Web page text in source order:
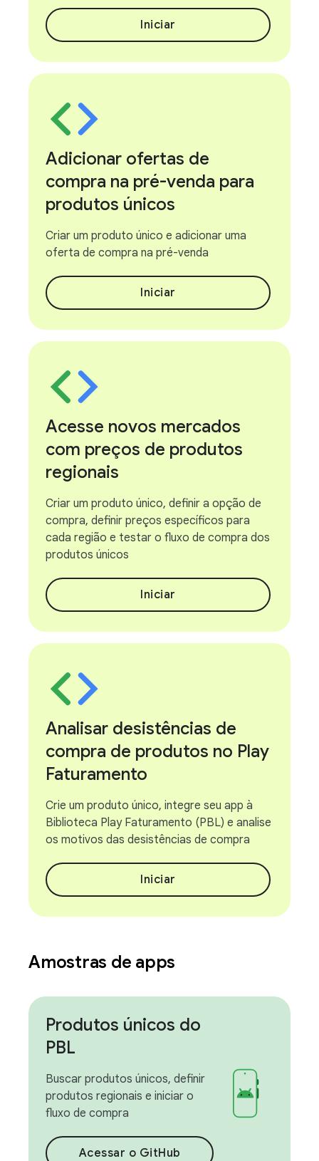
Iniciar
Adicionar ofertas de
compra na pré-venda para
produtos únicos
Criar um produto único e adicionar uma
oferta de compra na pré-venda
Iniciar
Acesse novos mercados
com preços de produtos
regionais
Criar um produto único, definir a opção de
compra, definir preços específicos para
cada região e testar o fluxo de compra dos
produtos únicos
Iniciar
Analisar desistências de
compra de produtos no Play
Faturamento
Crie um produto único, integre seu app à
Biblioteca Play Faturamento (PBL) e analise
os motivos das desistências de compra
Iniciar
Amostras de apps
Produtos únicos do
PBL
Buscar produtos únicos, definir
produtos regionais e iniciar o
fluxo de compra
Acessar o GitHub